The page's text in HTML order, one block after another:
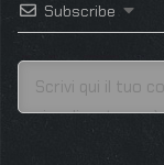
Subscribe